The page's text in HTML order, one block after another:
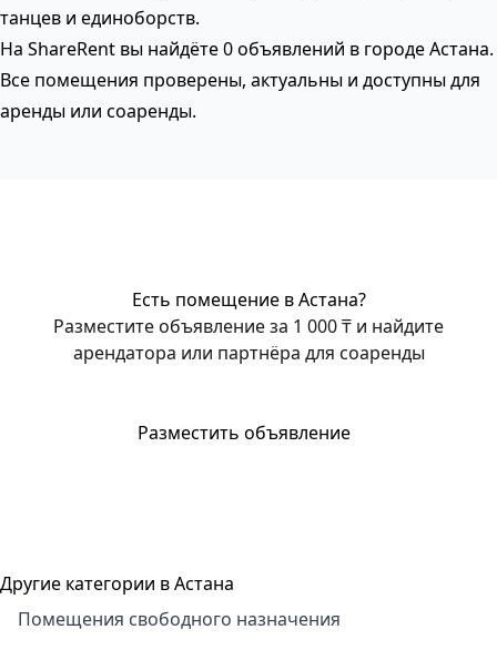
танцев и единоборств.
На ShareRent вы найдёте 0 объявлений в городе Астана.
Все помещения проверены, актуальны и доступны для
аренды или соаренды.
Есть помещение в Астана?
Разместите объявление за 1 000 ₸ и найдите
арендатора или партнёра для соаренды
Разместить объявление
Другие категории в Астана
Помещения свободного назначения